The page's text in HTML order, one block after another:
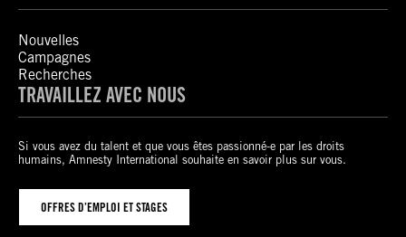
Nouvelles
Campagnes
Recherches
TRAVAILLEZ AVEC NOUS
Si vous avez du talent et que vous êtes passionné-e par les droits
humains, Amnesty International souhaite en savoir plus sur vous.
OFFRES D’EMPLOI ET STAGES